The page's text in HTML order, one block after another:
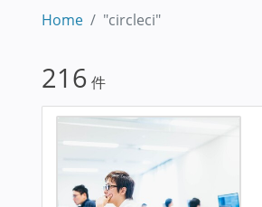
Home "circleci"
216 件